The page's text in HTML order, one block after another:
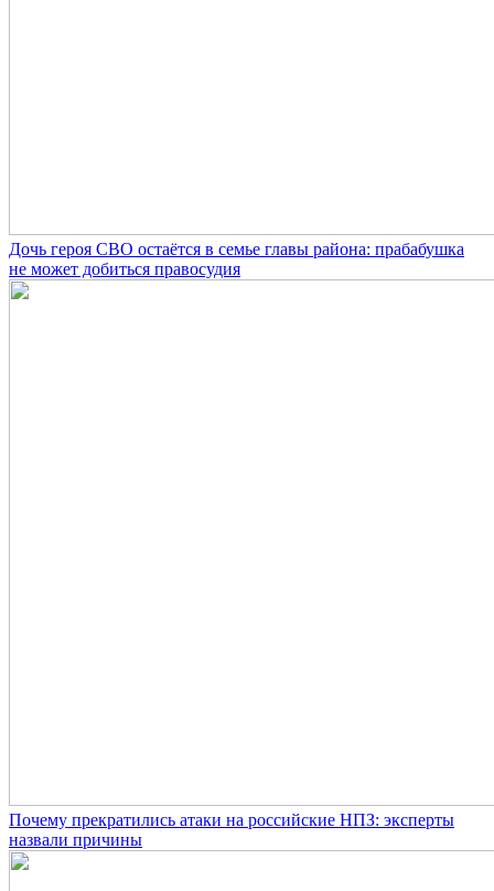
Дочь героя СВО остаётся в семье главы района: прабабушка
не может добиться правосудия
Почему прекратились атаки на российские НПЗ: эксперты
назвали причины